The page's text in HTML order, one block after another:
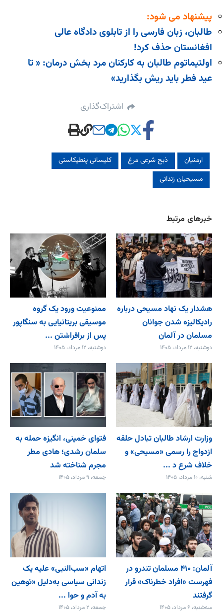
پیشنهاد می شود:
طالبان، زبان فارسی را از تابلوی دادگاه عالی
افغانستان حذف کرد!
اولتیماتوم طالبان به کارکنان مرد بخش درمان: « تا
عید فطر باید ریش بگذارید»
اشتراک‌گذاری
ارمنیان ذبح شرعی مرغ
کلیسانی پنطیکاستی
مسیحیان زندانی
خبرهای مرتبط
هشدار یک نهاد مسیحی درباره
رادیکالیزه شدن جوانان
مسلمان در آلمان
دوشنبه، ۱۲ مرداد، ۱۴۰۵
ممنوعیت ورود یک گروه
موسیقی بریتانیایی به سنگاپور
پس از برافراشتن ...
دوشنبه، ۱۲ مرداد، ۱۴۰۵
وزارت ارشاد طالبان تبادل حلقه
ازدواج را رسمی «مسیحی» و
خلاف شرع د ...
شنبه، ۱۰ مرداد، ۱۴۰۵
فتوای خمینی، انگیزه حمله به
سلمان رشدی؛ هادی مطر
مجرم شناخته شد
جمعه، ۹ مرداد، ۱۴۰۵
آلمان: ۴۱۰ مسلمان تندرو در
فهرست «افراد خطرناک» قرار
گرفتند
سه‌شنبه، ۶ مرداد، ۱۴۰۵
اتهام «سب‌النبی» علیه یک
زندانی سیاسی به‌دلیل «توهین
به آدم و حوا ...
جمعه، ۲ مرداد، ۱۴۰۵